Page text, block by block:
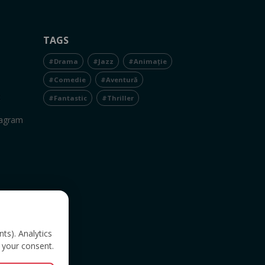
TAGS
#Drama #Jazz #Animație
#Comedie #Aventură
#Fantastic #Thriller
Analytics
consent.